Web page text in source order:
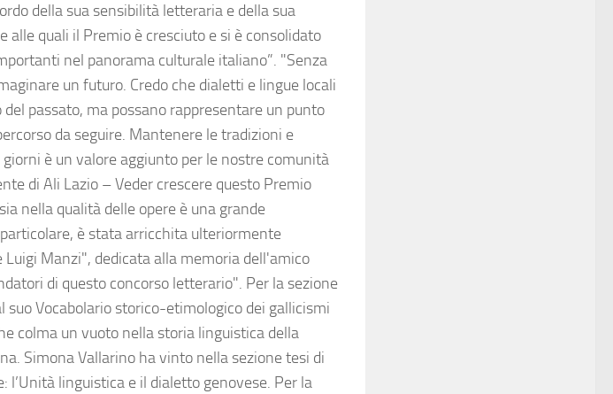
della sua sensibilità letteraria e della sua
alle quali il Premio è cresciuto e si è consolidato
nel panorama culturale italiano”. "Senza
un futuro. Credo che dialetti e lingue locali
passato, ma possano rappresentare un punto
da seguire. Mantenere le tradizioni e
è un valore aggiunto per le nostre comunità
di Ali Lazio – Veder crescere questo Premio
nella qualità delle opere è una grande
è stata arricchita ulteriormente
Manzi", dedicata alla memoria dell'amico
di questo concorso letterario". Per la sezione
suo Vocabolario storico-etimologico dei gallicismi
colma un vuoto nella storia linguistica della
Simona Vallarino ha vinto nella sezione tesi di
l’Unità linguistica e il dialetto genovese. Per la